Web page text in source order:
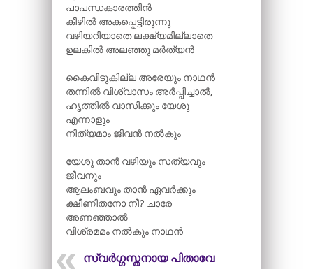
പാപന്ധകാരത്തിൻ
കീഴിൽ അകപ്പെട്ടിരുന്നു
വഴിയറിയാതെ ലക്ഷ്യമില്ലാതെ
ഉലകിൽ അലഞ്ഞു മർത്യൻ
കൈവിടുകില്ല അരേയും നാഥൻ
തന്നിൽ വിശ്വാസം അർപ്പിച്ചാൽ,
ഹൃത്തിൽ വാസിക്കും യേശു
എന്നാളും
നിത്യമാം ജീവൻ നൽകും
യേശു താൻ വഴിയും സത്യവും
ജീവനും
ആലംബവും താൻ ഏവർക്കും
ക്ഷീണിതനോ നീ? ചാരേ
അണഞ്ഞാൽ
വിശ്രമമം നൽകും നാഥൻ
സ്വർഗ്ഗസ്തനായ പിതാവേ